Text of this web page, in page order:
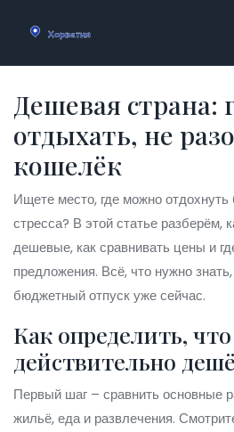
Дешевая страна:
отдыхать, не
кошелёк
Ищете место, где можно отдохнуть
стресса? В этой статье разберём,
дешевые, как сравнивать цены и
предложения. Всё, что нужно
бюджетный отпуск уже сейчас.
Как определить,
действительно
Первый шаг – сравнить основные
жильё, еда и развлечения.